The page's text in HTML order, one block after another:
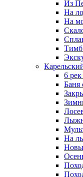
Из
На
На
6
Баня
На